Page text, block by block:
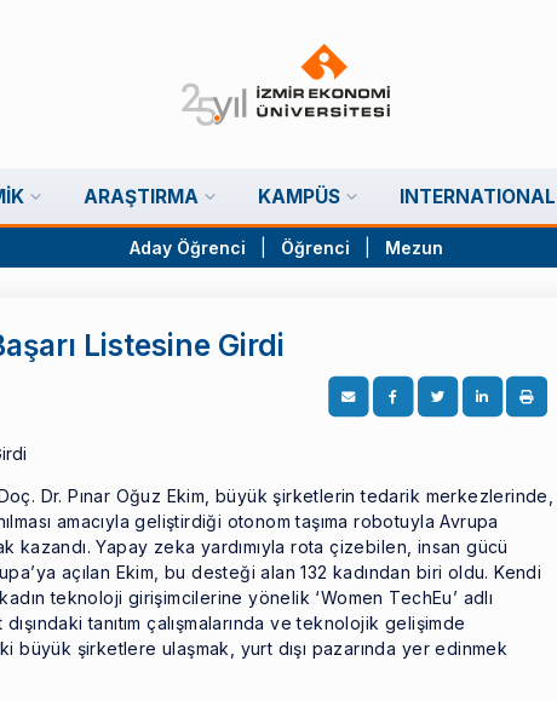
ARAŞTIRMA KAMPÜS INTERNATIONAL
Aday Öğrenci Öğrenci Mezun
Listesine Girdi
Dr. Pınar Oğuz Ekim, büyük şirketlerin tedarik merkezlerinde,
amacıyla geliştirdiği otonom taşıma robotuyla Avrupa
kazandı. Yapay zeka yardımıyla rota çizebilen, insan gücü
açılan Ekim, bu desteği alan 132 kadından biri oldu. Kendi
teknoloji girişimcilerine yönelik ‘Women TechEu’ adlı
tanıtım çalışmalarında ve teknolojik gelişimde
büyük şirketlere ulaşmak, yurt dışı pazarında yer edinmek